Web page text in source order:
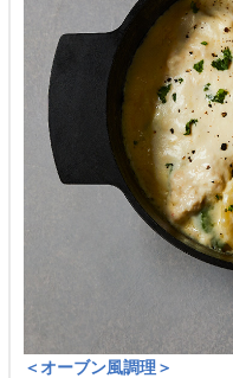
＜オーブン風調理＞